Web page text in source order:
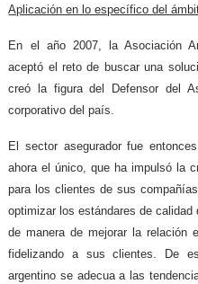
Aplicación en lo específico del
En el año 2007, la Asociación
aceptó el reto de buscar una
creó la figura del Defensor del
corporativo del país.
El sector asegurador fue
ahora el único, que ha impulsó la
para los clientes de sus
optimizar los estándares de
de manera de mejorar la relación
fidelizando a sus clientes. De
argentino se adecua a las